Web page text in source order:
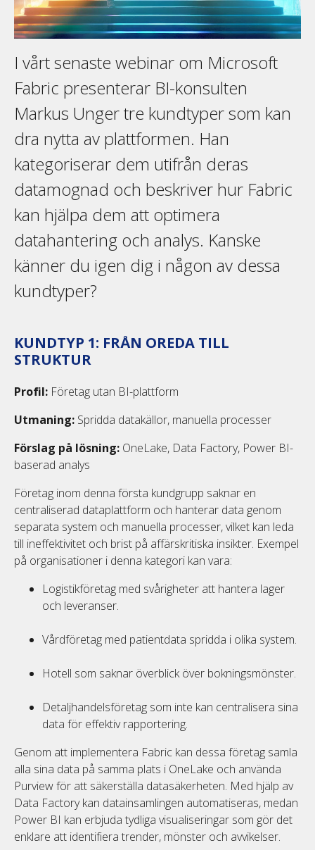
I vårt senaste webinar om Microsoft
Fabric presenterar BI-konsulten
Markus Unger tre kundtyper som kan
dra nytta av plattformen. Han
kategoriserar dem utifrån deras
datamognad och beskriver hur Fabric
kan hjälpa dem att optimera
datahantering och analys. Kanske
känner du igen dig i någon av dessa
kundtyper?
KUNDTYP 1: FRÅN OREDA TILL
STRUKTUR
Profil: Företag utan BI-plattform
Utmaning: Spridda datakällor, manuella processer
Förslag på lösning: OneLake, Data Factory, Power BI-
baserad analys
Företag inom denna första kundgrupp saknar en
centraliserad dataplattform och hanterar data genom
separata system och manuella processer, vilket kan leda
till ineffektivitet och brist på affärskritiska insikter. Exempel
på organisationer i denna kategori kan vara:
Logistikföretag med svårigheter att hantera lager
och leveranser.
Vårdföretag med patientdata spridda i olika system.
Hotell som saknar överblick över bokningsmönster.
Detaljhandelsföretag som inte kan centralisera sina
data för effektiv rapportering.
Genom att implementera Fabric kan dessa företag samla
alla sina data på samma plats i OneLake och använda
Purview för att säkerställa datasäkerheten. Med hjälp av
Data Factory kan datainsamlingen automatiseras, medan
Power BI kan erbjuda tydliga visualiseringar som gör det
enklare att identifiera trender, mönster och avvikelser.